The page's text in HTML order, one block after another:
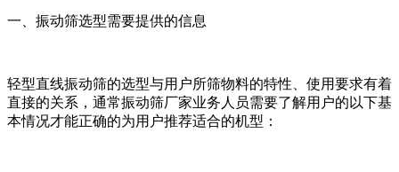
一、振动筛选型需要提供的信息
轻型直线振动筛的选型与用户所筛物料的特性、使用要求有着
直接的关系，通常振动筛厂家业务人员需要了解用户的以下基
本情况才能正确的为用户推荐适合的机型：